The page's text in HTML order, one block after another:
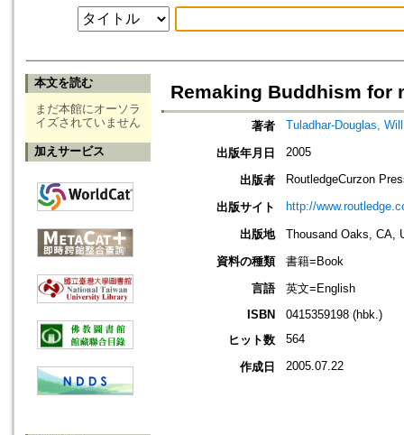
本文を読む
まだ本館にオーソラ
イズされていません
加えサービス
Remaking Buddhism for
著者 Tuladhar-Douglas, Will
出版年月日 2005
出版者 RoutledgeCurzon
出版サイト http://
出版地
Thousand Oaks, CA,
資料の種類
書籍=Book
言語
英文=English
ISBN
0415359198 (hbk.)
ヒット数
564
作成日 2005.07.22